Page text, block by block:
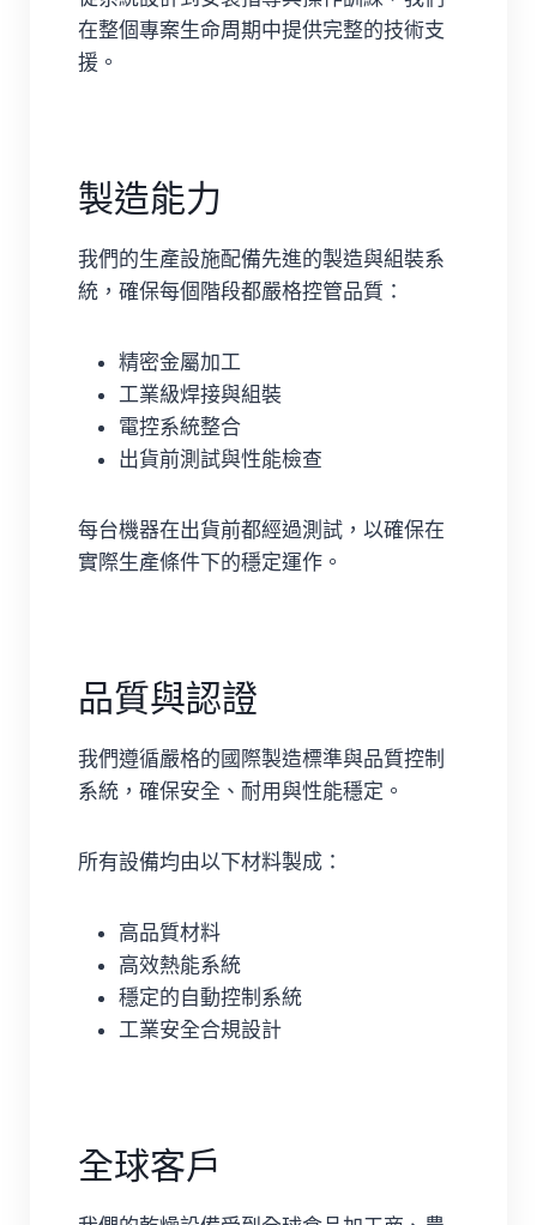
在整個專案生命周期中提供完整的技術支
援。
製造能力
我們的生產設施配備先進的製造與組裝系
統，確保每個階段都嚴格控管品質：
精密金屬加工
工業級焊接與組裝
電控系統整合
出貨前測試與性能檢查
每台機器在出貨前都經過測試，以確保在
實際生產條件下的穩定運作。
品質與認證
我們遵循嚴格的國際製造標準與品質控制
系統，確保安全、耐用與性能穩定。
所有設備均由以下材料製成：
高品質材料
高效熱能系統
穩定的自動控制系統
工業安全合規設計
全球客戶